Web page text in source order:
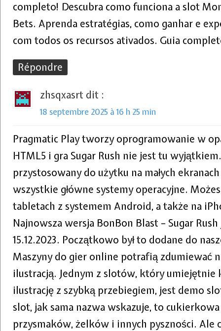
completo! Descubra como funciona a slot
Bets. Aprenda estratégias, como ganhar e
com todos os recursos ativados. Guia
Répondre
zhsqxasrt dit :
18 septembre 2025 à 16 h 25 min
Pragmatic Play tworzy oprogramowanie w
HTML5 i gra Sugar Rush nie jest tu
przystosowany do użytku na małych
wszystkie główne systemy operacyjne.
tabletach z systemem Android, a także na
Najnowsza wersja BonBon Blast – Sugar
15.12.2023. Początkowo był to dodane do
Maszyny do gier online potrafią zdumiewać
ilustracją. Jednym z slotów, który
ilustrację z szybką przebiegiem, jest demo
slot, jak sama nazwa wskazuje, to cukierkowa
przysmaków, żelków i innych pyszności. Ale